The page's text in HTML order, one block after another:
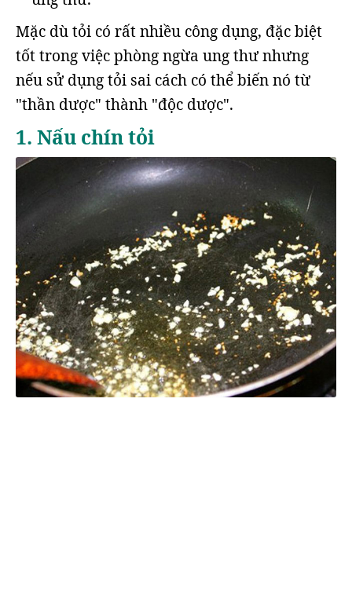
Mặc dù tỏi có rất nhiều công dụng, đặc biệt
tốt trong việc phòng ngừa ung thư nhưng
nếu sử dụng tỏi sai cách có thể biến nó từ
"thần dược" thành "độc dược".
1. Nấu chín tỏi